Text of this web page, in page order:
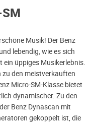
Musik! Der Benz
lebendig, wie es sich
ein üppiges Musikerlebnis.
zu den meistverkauften
Micro-SM-Klasse bietet
dynamischer. Zu den
Benz Dynascan mit
gekoppelt ist, die